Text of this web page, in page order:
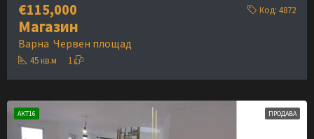
€115,000 Код: 4872
Магазин
Варна Червен площад
45 кв.м 1
ПРОДАВА
АКТ16